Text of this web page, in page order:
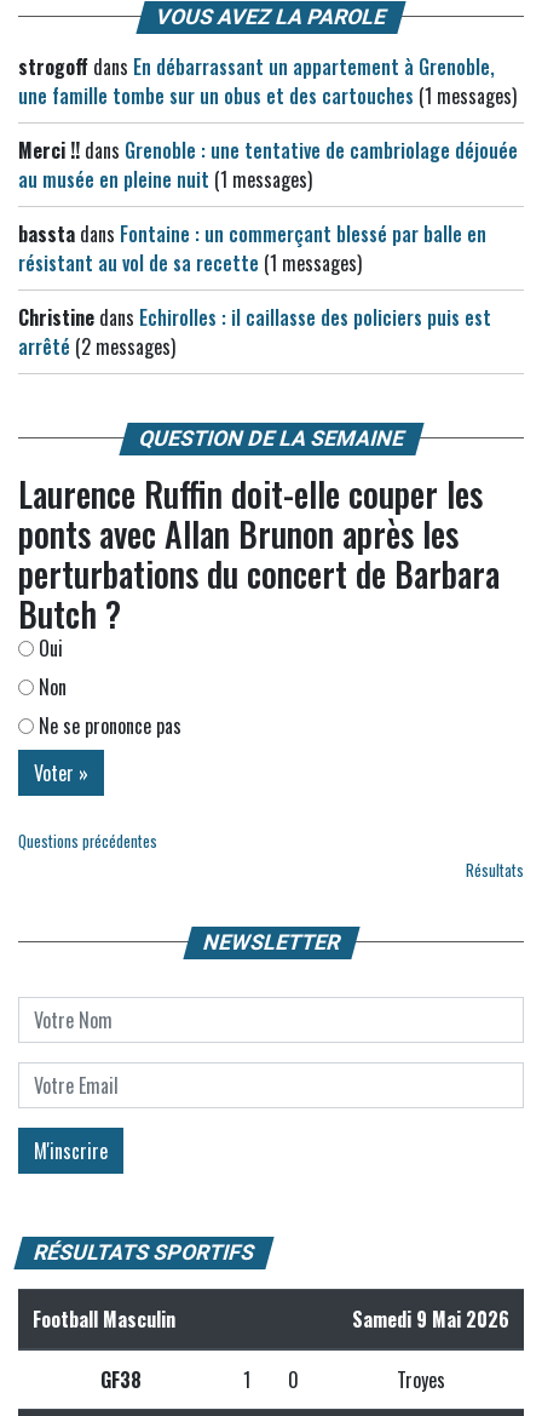
VOUS AVEZ LA PAROLE
strogoff dans En débarrassant un appartement à Grenoble,
une famille tombe sur un obus et des cartouches (1 messages)
Merci !! dans Grenoble : une tentative de cambriolage déjouée
au musée en pleine nuit (1 messages)
bassta dans Fontaine : un commerçant blessé par balle en
résistant au vol de sa recette (1 messages)
Christine dans Echirolles : il caillasse des policiers puis est
arrêté (2 messages)
QUESTION DE LA SEMAINE
Laurence Ruffin doit-elle couper les
ponts avec Allan Brunon après les
perturbations du concert de Barbara
Butch ?
Oui
Non
Ne se prononce pas
Questions précédentes
Résultats
NEWSLETTER
RÉSULTATS SPORTIFS
Football Masculin Samedi 9 Mai 2026
GF38 1 0 Troyes